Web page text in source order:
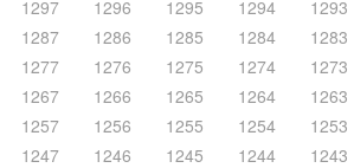
1297 1296 1295 1294 1293
1287 1286 1285 1284 1283
1277 1276 1275 1274 1273
1267 1266 1265 1264 1263
1257 1256 1255 1254 1253
1247 1246 1245 1244 1243